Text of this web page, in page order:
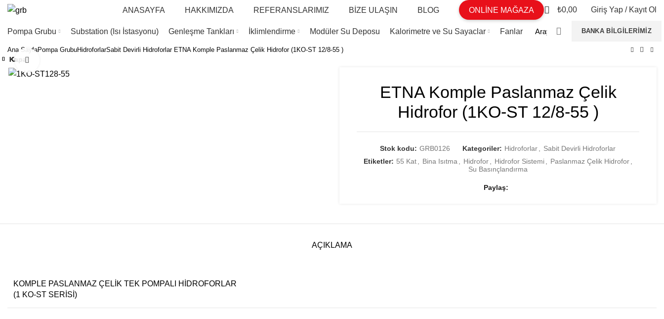
ANASAYFA HAKKIMIZDA REFERANSLARIMIZ BİZE ULAŞIN BLOG ONLİNE MAĞAZA ₺0,00 Giriş Yap / Kayıt Ol
Pompa Grubu Substation (Isı İstasyonu) Genleşme Tankları İklimlendirme Modüler Su Deposu Kalorimetre ve Su Sayaclar Fanlar BANKA BILGILERIMIZ
Ana SayfaPompa GrubuHidroforlarSabit Devirli HidroforlarETNA Komple Paslanmaz Çelik Hidrofor (1KO-ST 12/8-55 )
ETNA Komple Paslanmaz Çelik
Hidrofor (1KO-ST 12/8-55 )
Stok kodu: GRB0126 Kategoriler: Hidroforlar
Sabit Devirli Hidroforlar
Etiketler: 55 Kat Bina Isıtma Hidrofor Hidrofor Sistemi Paslanmaz Çelik Hidrofor
Su Basınçlandırma
Paylaş
AÇIKLAMA
KOMPLE PASLANMAZ ÇELİK TEK POMPALI HİDROFORLAR
(1 KO-ST SERİSİ)
Kapat
Kapat
Kapat
Kapat
Kapat
Kapat
Kapat
Kapat